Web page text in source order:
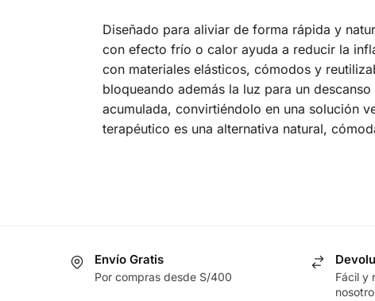
Diseñado para aliviar de forma rápida y
con efecto frío o calor ayuda a reducir la
con materiales elásticos, cómodos y
bloqueando además la luz para un
acumulada, convirtiéndolo en una solución
terapéutico es una alternativa natural,
Envío Gratis
Por compras desde S/400
Fácil y